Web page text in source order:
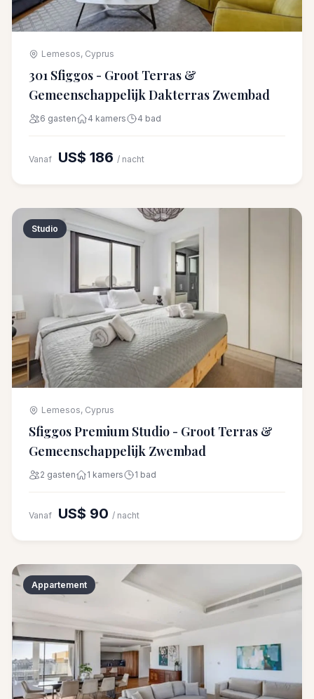
Lemesos, Cyprus
301 Sfiggos - Groot Terras &
Gemeenschappelijk Dakterras Zwembad
6 gasten 4 kamers 4 bad
Vanaf US$ 186 / nacht
Studio
Lemesos, Cyprus
Sfiggos Premium Studio - Groot Terras &
Gemeenschappelijk Zwembad
2 gasten 1 kamers 1 bad
Vanaf US$ 90 / nacht
Appartement